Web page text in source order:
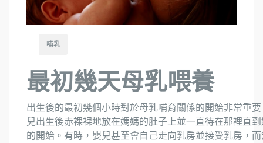
哺乳
最初幾天母乳喂養
出生後的最初幾個小時對於母乳哺育關係的開始非常重
兒出生後赤裸裸地放在媽媽的肚子上並一直待在那裡直
的開始。有時，嬰兒甚至會自己走向乳房並接受乳房，